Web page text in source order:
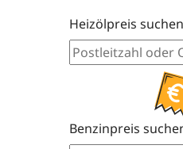
Heizölpreis suchen
Benzinpreis